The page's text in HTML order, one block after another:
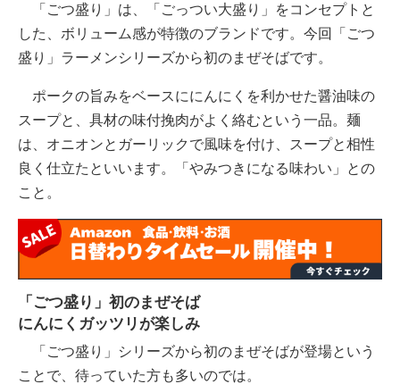
「ごつ盛り」は、「ごっつい大盛り」をコンセプトと
した、ボリューム感が特徴のブランドです。今回「ごつ
盛り」ラーメンシリーズから初のまぜそばです。
ポークの旨みをベースににんにくを利かせた醤油味の
スープと、具材の味付挽肉がよく絡むという一品。麺
は、オニオンとガーリックで風味を付け、スープと相性
良く仕立たといいます。「やみつきになる味わい」との
こと。
「ごつ盛り」初のまぜそば
にんにくガッツリが楽しみ
「ごつ盛り」シリーズから初のまぜそばが登場という
ことで、待っていた方も多いのでは。